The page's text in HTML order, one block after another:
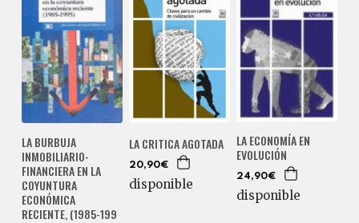
LA BURBUJA
INMOBILIARIO-
FINANCIERA EN LA
COYUNTURA
ECONÓMICA
RECIENTE, (1985-199
LA CRITICA AGOTADA
20,90€
disponible
LA ECONOMÍA EN
EVOLUCIÓN
24,90€
disponible